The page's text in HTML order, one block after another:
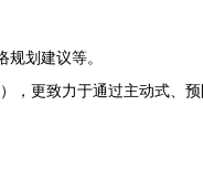
划建议等。
更致力于通过主动式、